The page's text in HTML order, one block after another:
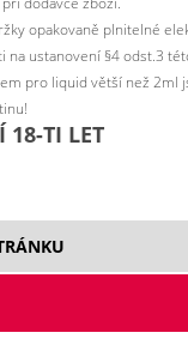
10 ml
opakovaně plnitelné
ustanovení §4 odst.3
pro liquid větší než 2ml
18-TI LET